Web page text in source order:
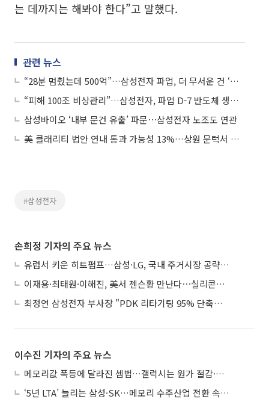
는 데까지는 해봐야 한다”고 말했다.
관련 뉴스
“28분 멈췄는데 500억”…삼성전자 파업, 더 무서운 건 ‘보이지 않는 손실’
“피해 100조 비상관리”…삼성전자, 파업 D-7 반도체 생산라인 비상체제
삼성바이오 ‘내부 문건 유출’ 파문⋯삼성전자 노조도 연관
美 클래리티 법안 연내 통과 가능성 13%…상원 문턱서 제동
#삼성전자
손희정 기자의 주요 뉴스
유럽서 키운 히트펌프…삼성·LG, 국내 주거시장 공략 ‘속도’
이재용·최태원·이해진, 美서 젠슨황 만난다⋯실리콘밸리 집결하는 AI리더
최정연 삼성전자 부사장 "PDK 리타기팅 95% 단축…에이전트 AI 시범 활용"
이수진 기자의 주요 뉴스
메모리값 폭등에 달라진 셈법…갤럭시는 원가 절감·아이폰은 서비스 확대
‘5년 LTA’ 늘리는 삼성·SK…메모리 수주산업 전환 속 다른 셈법